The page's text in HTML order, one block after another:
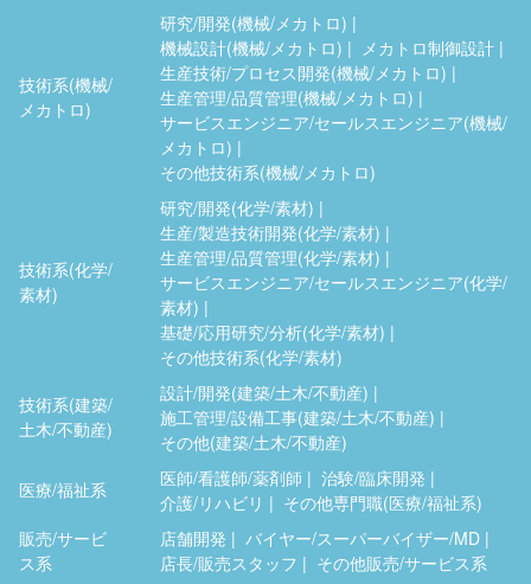
技術系(機械/
メカトロ)
研究/開発(機械/メカトロ)
機械設計(機械/メカトロ)
メカトロ制御設計
生産技術/プロセス開発(機械/メカトロ)
生産管理/品質管理(機械/メカトロ)
サービスエンジニア/セールスエンジニア(機械/
メカトロ)
その他技術系(機械/メカトロ)
技術系(化学/
素材)
研究/開発(化学/素材)
生産/製造技術開発(化学/素材)
生産管理/品質管理(化学/素材)
サービスエンジニア/セールスエンジニア(化学/
素材)
基礎/応用研究/分析(化学/素材)
その他技術系(化学/素材)
技術系(建築/
土木/不動産)
設計/開発(建築/土木/不動産)
施工管理/設備工事(建築/土木/不動産)
その他(建築/土木/不動産)
医療/福祉系
医師/看護師/薬剤師
治験/臨床開発
介護/リハビリ
その他専門職(医療/福祉系)
販売/サービ
ス系
店舗開発
バイヤー/スーパーバイザー/MD
店長/販売スタッフ
その他販売/サービス系